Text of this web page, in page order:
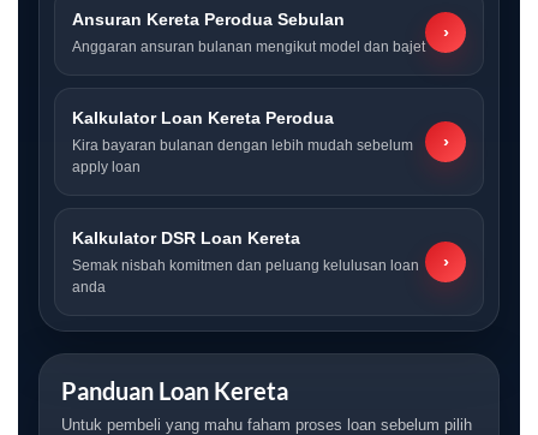
Ansuran Kereta Perodua Sebulan
Anggaran ansuran bulanan mengikut model dan bajet
›
Kalkulator Loan Kereta Perodua
Kira bayaran bulanan dengan lebih mudah sebelum
apply loan
›
Kalkulator DSR Loan Kereta
Semak nisbah komitmen dan peluang kelulusan loan
anda
›
Panduan Loan Kereta
Untuk pembeli yang mahu faham proses loan sebelum pilih